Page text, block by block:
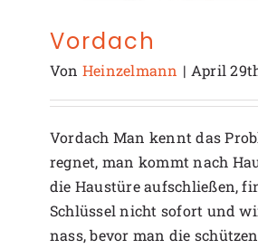
Vordach
Von Heinzelmann | April
Vordach Man kennt das
regnet, man kommt nach
die Haustüre aufschließen,
Schlüssel nicht sofort und
nass, bevor man die